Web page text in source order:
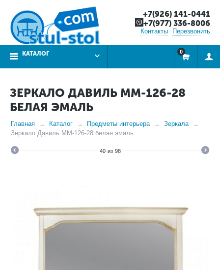
+7(926) 141-0441
+7(977) 336-8006
Контакты Перезвонить
КАТАЛОГ 0
ЗЕРКАЛО ДАВИЛЬ ММ-126-28
БЕЛАЯ ЭМАЛЬ
Главная Каталог Предметы интерьера
Зеркала
Зеркало Давиль ММ-126-28 белая эмаль
40 из 98